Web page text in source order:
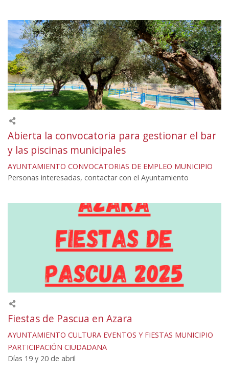
Abierta la convocatoria para gestionar el bar
y las piscinas municipales
AYUNTAMIENTO CONVOCATORIAS DE EMPLEO MUNICIPIO
Personas interesadas, contactar con el Ayuntamiento
Fiestas de Pascua en Azara
AYUNTAMIENTO CULTURA EVENTOS Y FIESTAS MUNICIPIO
PARTICIPACIÓN CIUDADANA
Días 19 y 20 de abril